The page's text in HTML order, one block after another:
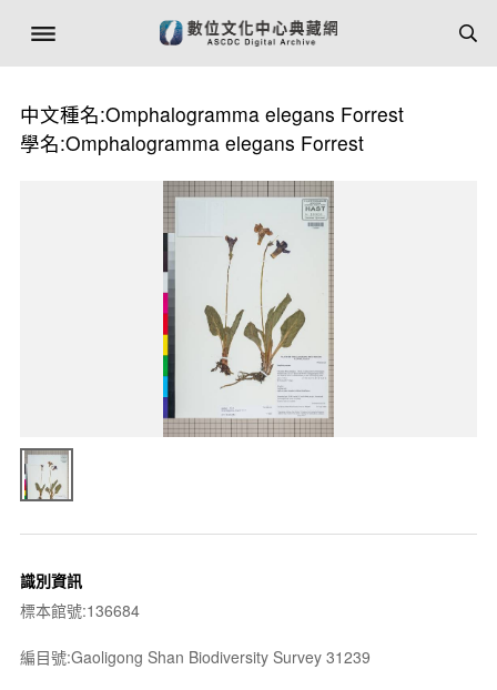
中文種名:Omphalogramma elegans Forrest
學名:Omphalogramma elegans Forrest
識別資訊
標本館號:136684
編目號:Gaoligong Shan Biodiversity Survey 31239